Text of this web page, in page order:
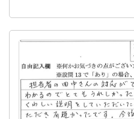
又、市との対応が耳の悪い
りました。
説明もその後しっかりし